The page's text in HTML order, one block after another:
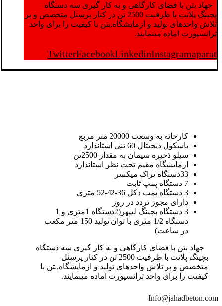
جهاد بتن با فضای کارگاهی و به کار گیری سه دستگاه
بچینگ پلانت با ظرفیت 2500 تن در کنار پرسنل متخصص و پر
تلاش واحدهای تولید و ازمایشگاه,بتن با کیفیت را برای واحد
ترانسپورت اماده مینمایند.
TwitterFacebookLinkedinInstagramaparat
کارخانه به وسعت 20000 متر مربع
باسکول دیجیتال 60 تنی استاندارد
سیلو ذخیره سیمان به مقدار 2500تن
ازمایشگاه مقیم تحت نظر استاندارد
33دستگاه تراک میکسر
7 دستگاه پمپ ثابت
3 دستگاه پمپ دکل 36-42-52 متری
دارای مجوز تردد در روز
3 دستگاه بچینگ لیپهر(2دستگاه 1متری و 1
دستگاه 1/2 متری با توان تولید 150 متر مکعب
در ساعت)
جهاد بتن با فضای کارگاهی و به کار گیری سه دستگاه
بچینگ پلانت با ظرفیت 2500 تن در کنار پرسنل
متخصص و پر تلاش واحدهای تولید و ازمایشگاه,بتن با
کیفیت را برای واحد ترانسپورت اماده مینمایند.
Info@jahadbeton.com